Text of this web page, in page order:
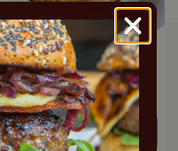
Quiche | Lorraine